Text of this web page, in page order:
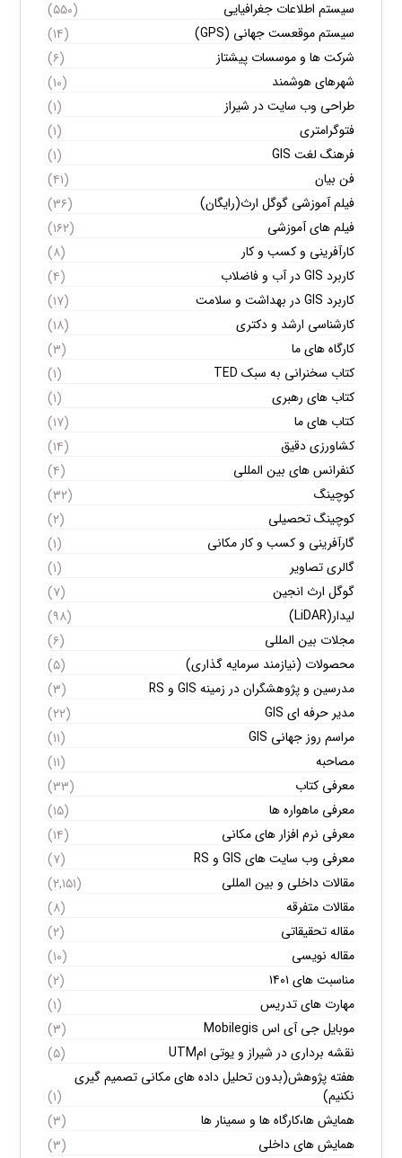
سیستم اطلاعات جغرافیایی
(۵۵۰)
سیستم موقعست جهانی (GPS)
(۱۴)
شرکت ها و موسسات پیشتاز
(۶)
شهرهای هوشمند
(۱۰)
طراحی وب سایت در شیراز
(۱)
فتوگرامتری
(۱)
فرهنگ لغت GIS
(۱)
فن بیان
(۴۱)
فیلم آموزشی گوگل ارث(رایگان)
(۳۶)
فیلم های آموزشی
(۱۶۲)
کارآفرینی و کسب و کار
(۸)
کاربرد GIS در آب و فاضلاب
(۴)
کاربرد GIS در بهداشت و سلامت
(۱۷)
کارشناسی ارشد و دکتری
(۱۸)
کارگاه های ما
(۳)
کتاب سخنرانی به سبک TED
(۱)
کتاب های رهبری
(۱)
کتاب های ما
(۱۷)
کشاورزی دقیق
(۱۴)
کنفرانس های بین المللی
(۴)
کوچینگ
(۳۲)
کوچینگ تحصیلی
(۲)
گارآفرینی و کسب و کار مکانی
(۱)
گالری تصاویر
(۱)
گوگل ارث انجین
(۷)
لیدار(LiDAR)
(۹۸)
مجلات بین المللی
(۶)
محصولات (نیازمند سرمایه گذاری)
(۵)
مدرسین و پژوهشگران در زمینه GIS و RS
(۳)
مدیر حرفه ای GIS
(۲۲)
مراسم روز جهانی GIS
(۱۱)
مصاحبه
(۱۱)
معرفی کتاب
(۳۳)
معرفی ماهواره ها
(۱۵)
معرفی نرم افزار های مکانی
(۱۴)
معرفی وب سایت های GIS و RS
(۷)
مقالات داخلی و بین المللی
(۲,۱۵۱)
مقالات متفرقه
(۸)
مقاله تحقیقاتی
(۲)
مقاله نویسی
(۱۰)
مناسبت های ۱۴۰۱
(۲)
مهارت های تدریس
(۱)
موبایل جی آی اس Mobilegis
(۳)
نقشه برداری در شیراز و یوتی امUTM
(۵)
هفته پژوهش(بدون تحلیل داده های مکانی تصمیم گیری
نکنیم)
(۱)
همایش ها،کارگاه ها و سمینار ها
(۳)
همایش های داخلی
(۳)